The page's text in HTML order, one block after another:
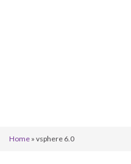
Home » vsphere 6.0